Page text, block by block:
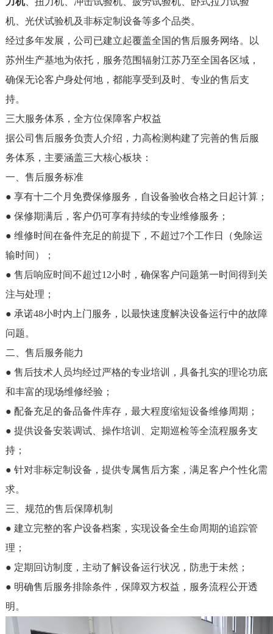
机、光伏试验机及非标定制设备等多个品类。
经过多年发展，公司已建立起覆盖全国的售后服务网络。以
苏州生产基地为依托，服务范围辐射江苏乃至全国各区域，
确保无论客户身处何地，都能享受到及时、专业的售后支
持。
三大服务体系，全方位保障客户权益
据公司售后服务负责人介绍，力高检测构建了完善的售后服
务体系，主要涵盖三大核心板块：
一、售后服务标准
● 享有十二个月免费保修服务，自设备验收合格之日起计算；
● 保修期满后，客户仍可享有持续的专业维修服务；
● 维修时间在备件充足的前提下，不超过7个工作日（免除运
输时间）；
● 售后响应时间不超过12小时，确保客户问题第一时间得到关
注与处理；
● 承诺48小时内上门服务，以最快速度解决设备运行中的故障
问题。
二、售后服务能力
● 售后技术人员均经过严格的专业培训，具备扎实的理论功底
和丰富的现场维修经验；
● 配备充足的备品备件库存，最大程度缩短设备维修周期；
● 提供设备安装调试、操作培训、定期巡检等全流程服务支
持；
● 针对非标定制设备，提供专属售后方案，满足客户个性化需
求。
三、规范的售后保障机制
● 建立完整的客户设备档案，实现设备全生命周期的追踪管
理；
● 定期回访制度，主动了解设备运行状况，防患于未然；
● 明确售后服务排除条件，保障双方权益，服务流程公开透
明。